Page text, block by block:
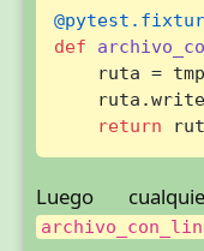
def
ruta =
return
Luego